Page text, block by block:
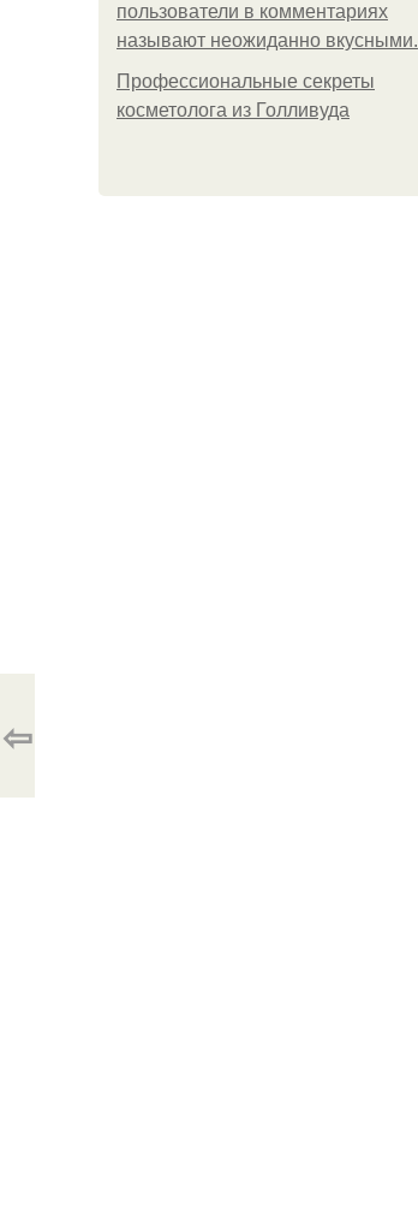
пользователи в комментариях
называют неожиданно вкусными.
Профессиональные секреты
косметолога из Голливуда
⇦